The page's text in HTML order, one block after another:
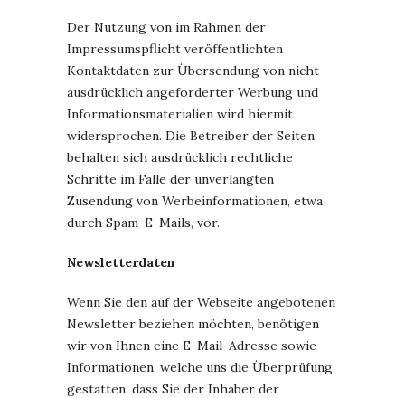
Der Nutzung von im Rahmen der
Impressumspflicht veröffentlichten
Kontaktdaten zur Übersendung von nicht
ausdrücklich angeforderter Werbung und
Informationsmaterialien wird hiermit
widersprochen. Die Betreiber der Seiten
behalten sich ausdrücklich rechtliche
Schritte im Falle der unverlangten
Zusendung von Werbeinformationen, etwa
durch Spam-E-Mails, vor.
Newsletterdaten
Wenn Sie den auf der Webseite angebotenen
Newsletter beziehen möchten, benötigen
wir von Ihnen eine E-Mail-Adresse sowie
Informationen, welche uns die Überprüfung
gestatten, dass Sie der Inhaber der